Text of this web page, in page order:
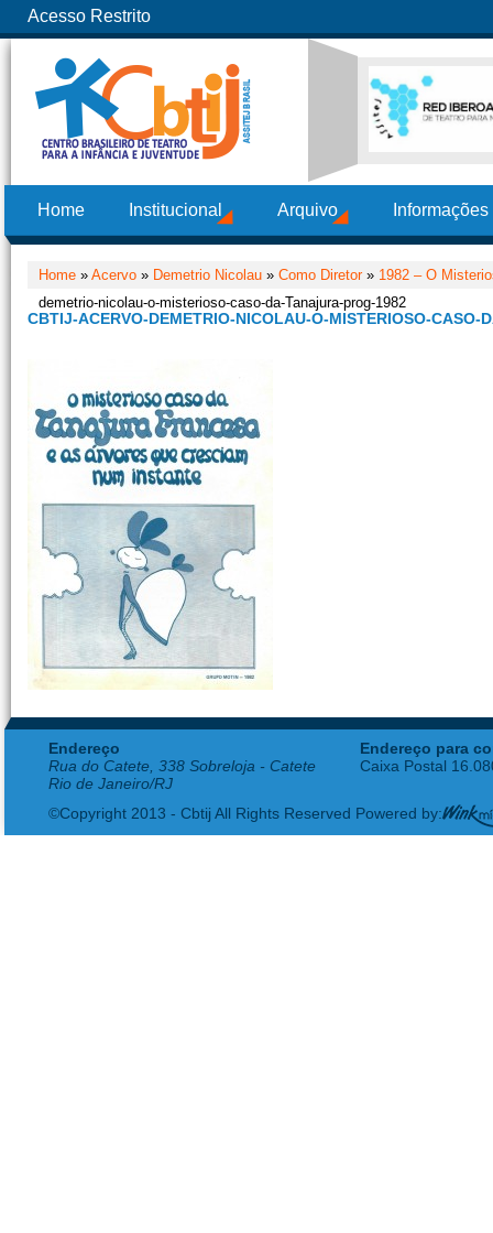
Acesso Restrito
Home Institucional Arquivo
Home » Acervo » Demetrio Nicolau » Como Diretor» 1982 – O
demetrio-nicolau-o-misterioso-caso-da-Tanajura-prog-1982
CBTIJ-ACERVO-DEMETRIO-NICOLAU-O-MISTERIOSO-CASO-
Endereço
Rua do Catete, 338 Sobreloja - Catete
Rio de Janeiro/RJ
Endereço para
Caixa Postal
©Copyright 2013 - Cbtij All Rights Reserved Powered by: